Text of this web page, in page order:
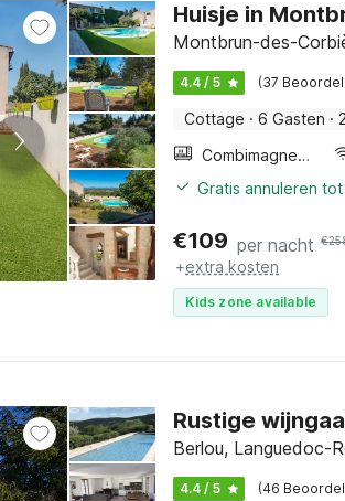
Huisje in
Montbrun-des-
4.4 / 5 (37
Cottage · 6 Gasten ·
Combimagnetron
Gratis annuleren
€109 per nacht €
+extra kosten
Kids zone available
Rustige
Berlou, Languedoc-
4.4 / 5 (46